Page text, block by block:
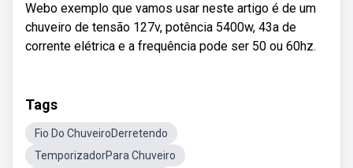
Webo exemplo que vamos usar neste artigo é de um
chuveiro de tensão 127v, potência 5400w, 43a de
corrente elétrica e a frequência pode ser 50 ou 60hz.
Tags
Fio Do ChuveiroDerretendo
TemporizadorPara Chuveiro